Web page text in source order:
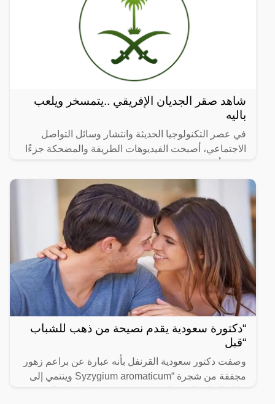
شاهد صقر الجديان الإفريقي ..يتمسخر ويلعب
باليه
في عصر التكنولوجيا الحديثة وانتشار وسائل التواصل
الاجتماعي، أصبحت الفيديوهات الطريفة والمضحكة جزءًا
انتشرت
“دكتورة سعودية يقدم نصيحة من ذهب للشباب
“قبل
وصفت دكتور سعودية القرنفل بأنه عبارة عن براعم زهور
مجففة من شجرة “Syzygium aromaticum وينتمي إلى